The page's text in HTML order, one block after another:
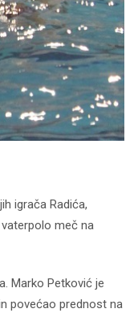
igrača Radića,
vaterpolo meč na
Marko Petković je
povećao prednost na